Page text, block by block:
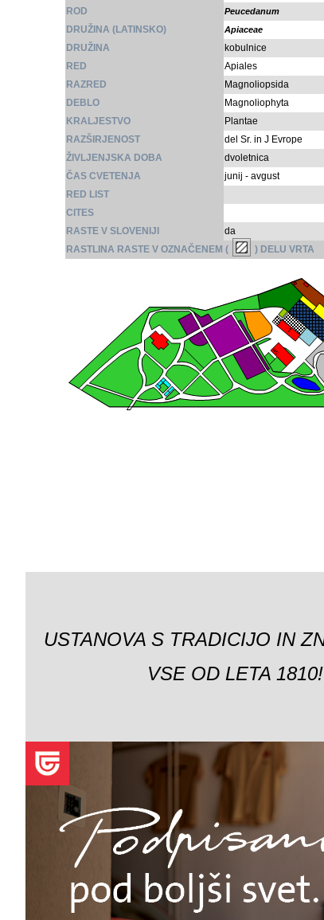
ROD
Peucedanum
DRUŽINA (LATINSKO) Apiaceae
DRUŽINA
kobulnice
RED
Apiales
RAZRED
Magnoliopsida
DEBLO
Magnoliophyta
KRALJESTVO
Plantae
RAZŠIRJENOST
del Sr. in J Evrope
ŽIVLJENJSKA DOBA
dvoletnica
ČAS CVETENJA
junij - avgust
RED LIST
CITES
RASTE V SLOVENIJI
da
RASTLINA RASTE V OZNAČENEM (
) DELU VRTA
USTANOVA S TRADICIJO IN
VSE OD LETA 1810!